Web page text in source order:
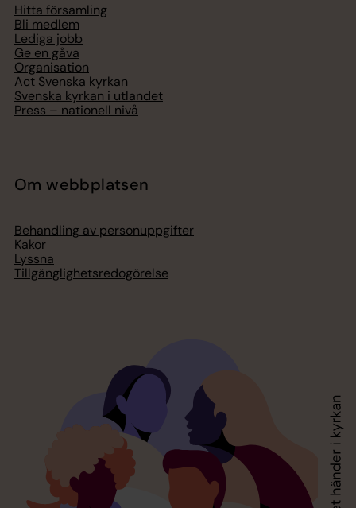
Hitta församling
Bli medlem
Lediga jobb
Ge en gåva
Organisation
Act Svenska kyrkan
Svenska kyrkan i utlandet
Press – nationell nivå
Om webbplatsen
Behandling av personuppgifter
Kakor
Lyssna
Tillgänglighetsredogörelse